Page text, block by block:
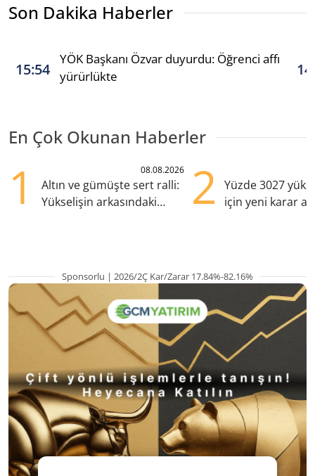
Son Dakika Haberler
15:54
YÖK Başkanı Özvar duyurdu: Öğrenci affı
yürürlükte
En Çok Okunan Haberler
1 08.08.2026
Altın ve gümüşte sert ralli:
Yükselişin arkasındaki
2
Yüzde 3027
için yeni karar
Sponsorlu | 2026/2Ç Kar/Zarar 17.84%-82.16%